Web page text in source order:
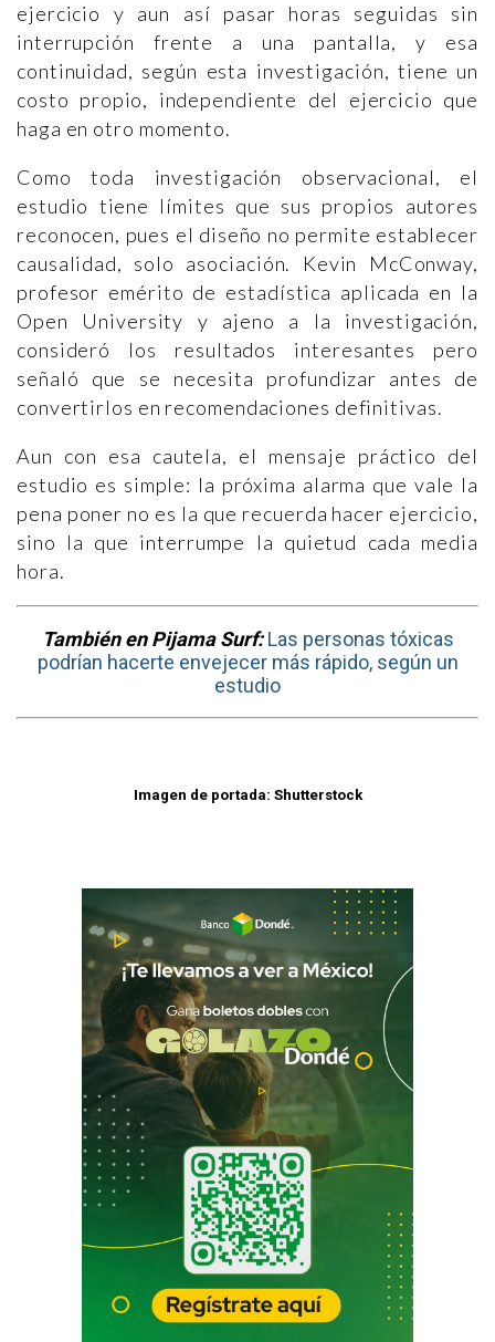
ejercicio y aun así pasar horas seguidas sin
interrupción frente a una pantalla, y esa
continuidad, según esta investigación, tiene un
costo propio, independiente del ejercicio que
haga en otro momento.
Como toda investigación observacional, el
estudio tiene límites que sus propios autores
reconocen, pues el diseño no permite establecer
causalidad, solo asociación. Kevin McConway,
profesor emérito de estadística aplicada en la
Open University y ajeno a la investigación,
consideró los resultados interesantes pero
señaló que se necesita profundizar antes de
convertirlos en recomendaciones definitivas.
Aun con esa cautela, el mensaje práctico del
estudio es simple: la próxima alarma que vale la
pena poner no es la que recuerda hacer ejercicio,
sino la que interrumpe la quietud cada media
hora.
También en Pijama Surf:Las personas tóxicas
podrían hacerte envejecer más rápido, según un
estudio
Imagen de portada: Shutterstock